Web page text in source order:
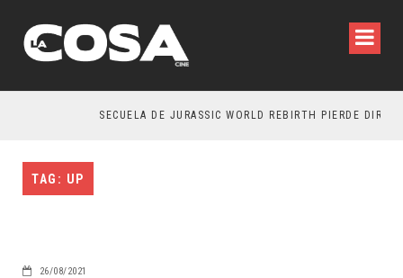
SECUELA DE JURASSIC WORLD REBIRTH PIERDE
TAG: UP
26/08/2021